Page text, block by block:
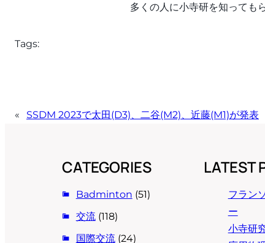
多くの人に小寺研を知っても
Tags:
« SSDM 2023で太田(D3)、二谷(M2)、近藤(M1)が発表
CATEGORIES
Badminton (51)
交流(118)
国際交流(24)
LATEST
フラン
ー
小寺研